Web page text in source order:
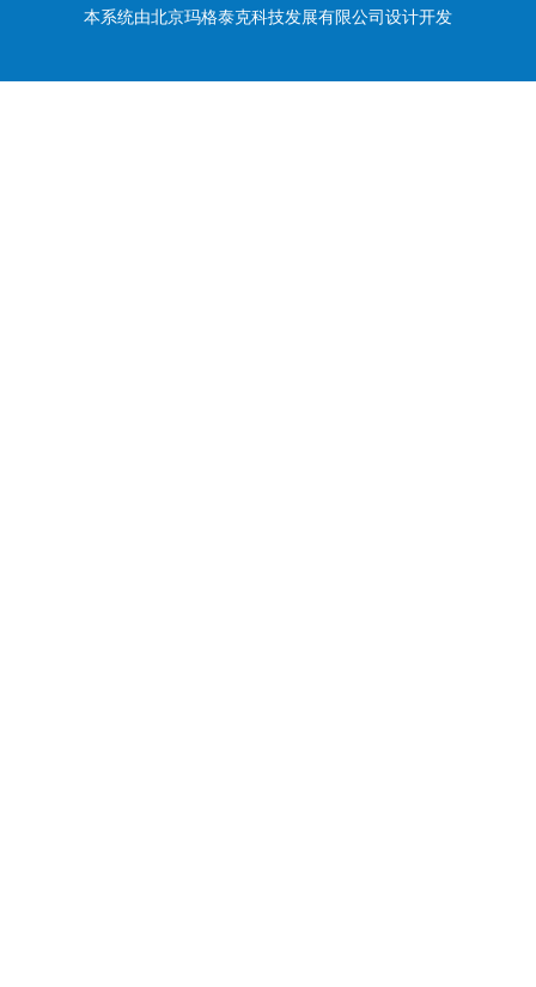
本系统由北京玛格泰克科技发展有限公司设计开发